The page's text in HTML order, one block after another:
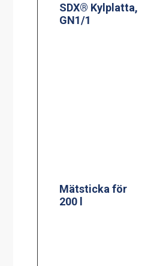
60, 100, 150, 200
liters golvgryta
230x550mm